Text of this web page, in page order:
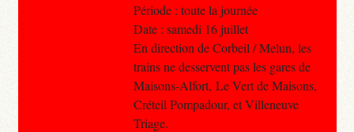
Période : toute la journée
Date : samedi 16 juillet
En direction de Corbeil / Melun, les
trains ne desservent pas les gares de
Maisons-Alfort, Le Vert de Maisons,
Créteil Pompadour, et Villeneuve
Triage.